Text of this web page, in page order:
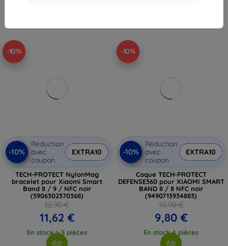
-10%
-10%
Réduction
avec
coupon
EXTRA10
TECH-PROTECT NylonMag
bracelet pour Xiaomi Smart
Band 8 / 9 / NFC noir
(5906302370368)
12,90 €
11,62 €
En stock > 5 pièces
-10%
-10%
Réduction
avec
coupon
EXTRA10
Coque TECH-PROTECT
DEFENSE360 pour XIAOMI SMART
BAND 8 / 8 NFC noir
(9490713934883)
10,90 €
9,80 €
En stock 4 pièces